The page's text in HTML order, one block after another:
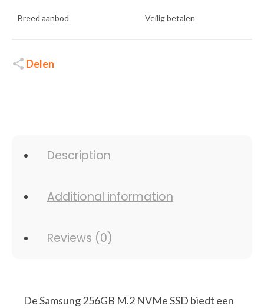
Breed aanbod Veilig betalen
Delen
Description
Additional information
Reviews (0)
De Samsung 256GB M.2 NVMe SSD biedt een